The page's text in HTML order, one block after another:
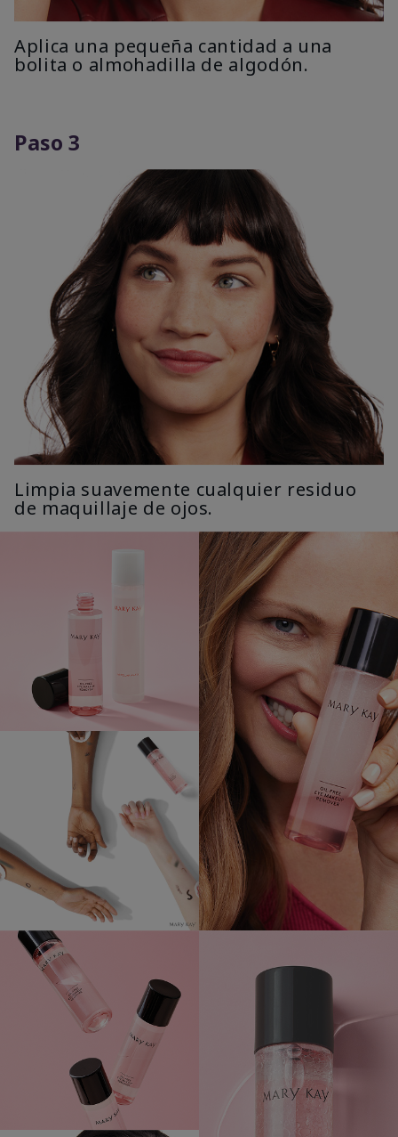
Aplica una pequeña cantidad a una
bolita o almohadilla de algodón.
Paso 3
Limpia suavemente cualquier residuo
de maquillaje de ojos.